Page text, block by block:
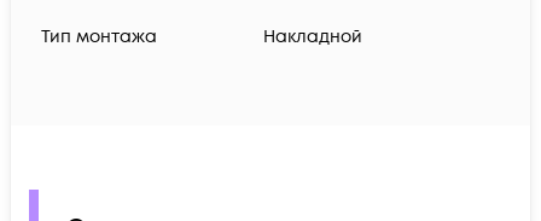
Тип монтажа Накладной